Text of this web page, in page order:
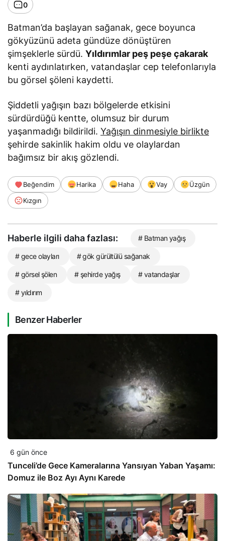
0
Batman’da başlayan sağanak, gece boyunca
gökyüzünü adeta gündüze dönüştüren
şimşeklerle sürdü.Yıldırımlar peş peşe çakarak
kenti aydınlatırken, vatandaşlar cep telefonlarıyla
bu görsel şöleni kaydetti.
Şiddetli yağışın bazı bölgelerde etkisini
sürdürdüğü kentte, olumsuz bir durum
yaşanmadığı bildirildi.Yağışın dinmesiyle birlikte
şehirde sakinlik hakim oldu ve olaylardan
bağımsız bir akış gözlendi.
Beğendim Harika Haha Vay
Üzgün
Kızgın
Haberle ilgili daha fazlası: # Batman yağış
# gece olayları # gök gürültülü sağanak
# görsel şölen # şehirde yağış # vatandaşlar
# yıldırım
Benzer Haberler
6 gün önce
Tunceli’de Gece Kameralarına Yansıyan Yaban Yaşamı:
Domuz ile Boz Ayı Aynı Karede